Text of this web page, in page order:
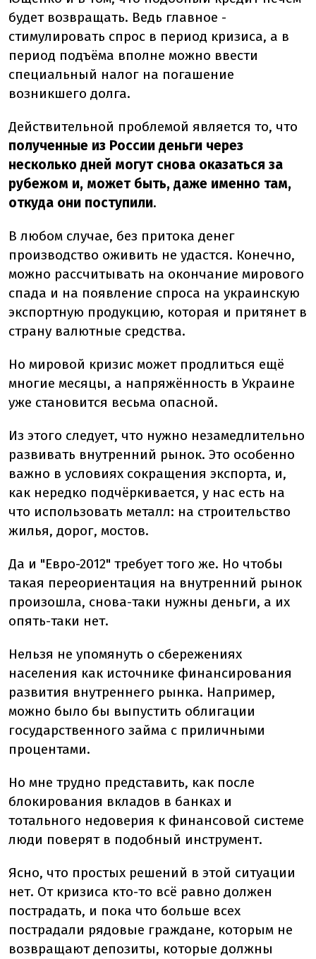
будет возвращать. Ведь главное -
стимулировать спрос в период кризиса, а в
период подъёма вполне можно ввести
специальный налог на погашение
возникшего долга.
Действительной проблемой является то, что
полученные из России деньги через
несколько дней могут снова оказаться за
рубежом и, может быть, даже именно там,
откуда они поступили.
В любом случае, без притока денег
производство оживить не удастся. Конечно,
можно рассчитывать на окончание мирового
спада и на появление спроса на украинскую
экспортную продукцию, которая и притянет в
страну валютные средства.
Но мировой кризис может продлиться ещё
многие месяцы, а напряжённость в Украине
уже становится весьма опасной.
Из этого следует, что нужно незамедлительно
развивать внутренний рынок. Это особенно
важно в условиях сокращения экспорта, и,
как нередко подчёркивается, у нас есть на
что использовать металл: на строительство
жилья, дорог, мостов.
Да и "Евро-2012" требует того же. Но чтобы
такая переориентация на внутренний рынок
произошла, снова-таки нужны деньги, а их
опять-таки нет.
Нельзя не упомянуть о сбережениях
населения как источнике финансирования
развития внутреннего рынка. Например,
можно было бы выпустить облигации
государственного займа с приличными
процентами.
Но мне трудно представить, как после
блокирования вкладов в банках и
тотального недоверия к финансовой системе
люди поверят в подобный инструмент.
Ясно, что простых решений в этой ситуации
нет. От кризиса кто-то всё равно должен
пострадать, и пока что больше всех
пострадали рядовые граждане, которым не
возвращают депозиты, которые должны